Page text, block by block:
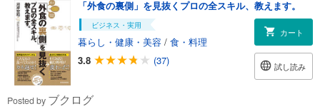
「外食の裏側」を見抜くプロの全スキル、教えます。
ビジネス・実用
暮らし・健康・美容 / 食・料理
3.8
(37)
カート
試し読み
Posted by ブクログ